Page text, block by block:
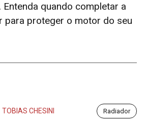
Entenda quando completar a
para proteger o motor do seu
TOBIAS CHESINI Radiador